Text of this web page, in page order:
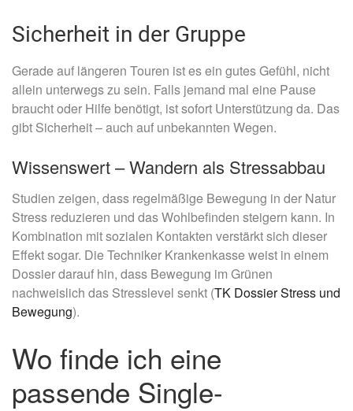
Sicherheit in der Gruppe
Gerade auf längeren Touren ist es ein gutes Gefühl, nicht
allein unterwegs zu sein. Falls jemand mal eine Pause
braucht oder Hilfe benötigt, ist sofort Unterstützung da. Das
gibt Sicherheit – auch auf unbekannten Wegen.
Wissenswert – Wandern als Stressabbau
Studien zeigen, dass regelmäßige Bewegung in der Natur
Stress reduzieren und das Wohlbefinden steigern kann. In
Kombination mit sozialen Kontakten verstärkt sich dieser
Effekt sogar. Die Techniker Krankenkasse weist in einem
Dossier darauf hin, dass Bewegung im Grünen
nachweislich das Stresslevel senkt (TK Dossier Stress und
Bewegung).
Wo finde ich eine
passende Single-